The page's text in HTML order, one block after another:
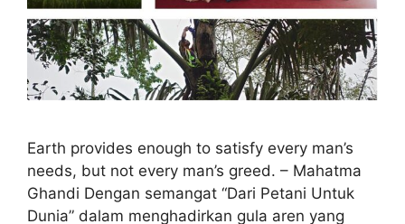
Earth provides enough to satisfy every man’s
needs, but not every man’s greed. – Mahatma
Ghandi Dengan semangat “Dari Petani Untuk
Dunia” dalam menghadirkan gula aren yang